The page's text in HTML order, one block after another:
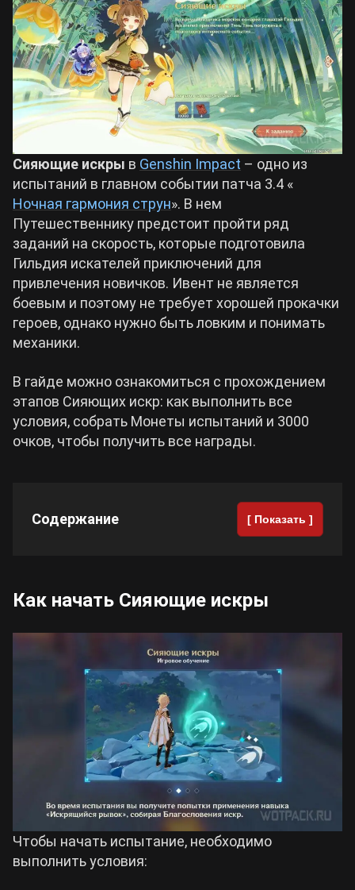
Crimson Desert
Zenless Zone Zero
Kingdom Come: Deliverance 2
Path of Exile 2
Wuthering Waves
Roblox
Hogwarts Legacy
Cyberpunk 2077
Все игры
Билды Arknights: Endfield
Билды Wuthering Waves
Билды Cyberpunk 2077
Билды Path of Exile 2
Сияющие искры в Genshin Impact – одно из
испытаний в главном событии патча 3.4 «
Ночная гармония струн». В нем
Путешественнику предстоит пройти ряд
заданий на скорость, которые подготовила
Гильдия искателей приключений для
привлечения новичков. Ивент не является
боевым и поэтому не требует хорошей прокачки
героев, однако нужно быть ловким и понимать
механики.
В гайде можно ознакомиться с прохождением
этапов Сияющих искр: как выполнить все
условия, собрать Монеты испытаний и 3000
очков, чтобы получить все награды.
Содержание [ Показать ]
Как начать Сияющие искры
Чтобы начать испытание, необходимо
выполнить условия: